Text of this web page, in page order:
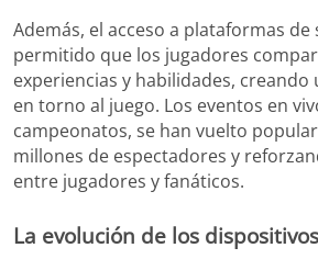
Además, el acceso a plataformas
permitido que los jugadores
experiencias y habilidades, creando
en torno al juego. Los eventos en
campeonatos, se han vuelto
millones de espectadores y
entre jugadores y fanáticos.
La evolución de los